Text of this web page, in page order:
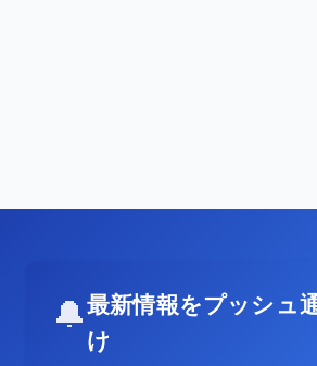
🔔最新情報をプッシュ
け